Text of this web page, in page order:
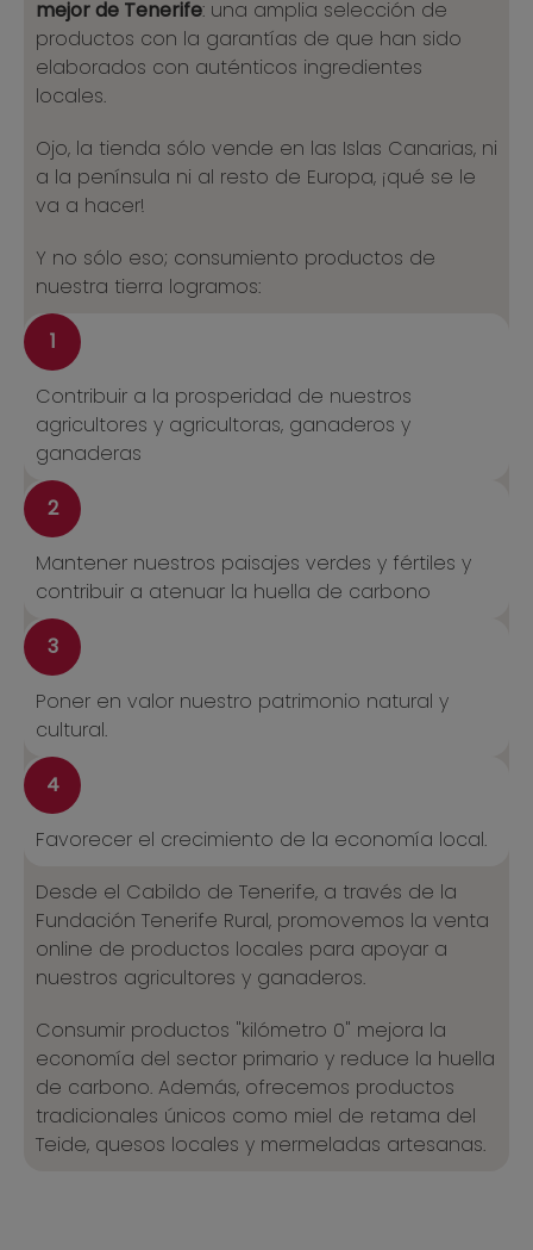
mejor de Tenerife: una amplia selección de
productos con la garantías de que han sido
elaborados con auténticos ingredientes
locales.
Ojo, la tienda sólo vende en las Islas Canarias, ni
a la península ni al resto de Europa, ¡qué se le
va a hacer!
Y no sólo eso; consumiento productos de
nuestra tierra logramos:
1
Contribuir a la prosperidad de nuestros
agricultores y agricultoras, ganaderos y
ganaderas
2
Mantener nuestros paisajes verdes y fértiles y
contribuir a atenuar la huella de carbono
3
Poner en valor nuestro patrimonio natural y
cultural.
4
Favorecer el crecimiento de la economía local.
Desde el Cabildo de Tenerife, a través de la
Fundación Tenerife Rural, promovemos la venta
online de productos locales para apoyar a
nuestros agricultores y ganaderos.
Consumir productos "kilómetro 0" mejora la
economía del sector primario y reduce la huella
de carbono. Además, ofrecemos productos
tradicionales únicos como miel de retama del
Teide, quesos locales y mermeladas artesanas.